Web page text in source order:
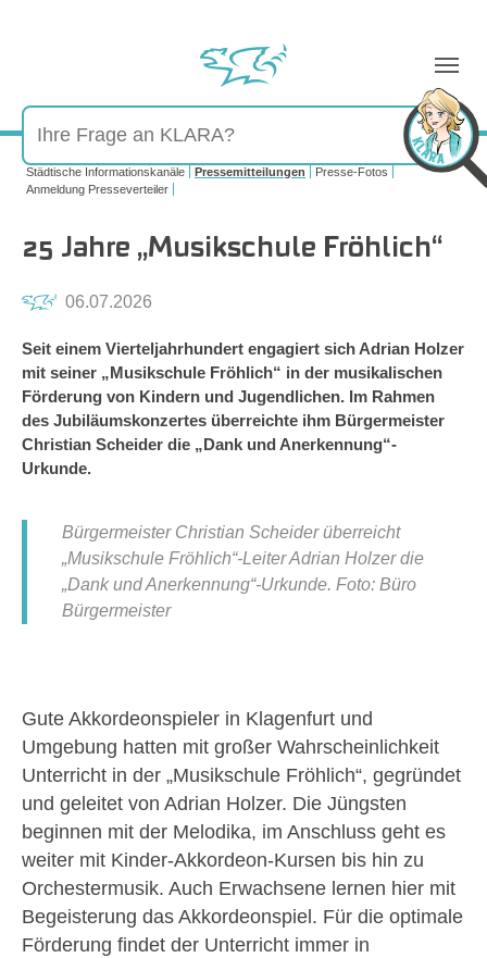
Sie sind hier:
Städtische Informationskanäle Pressemitteilungen
Presse-Fotos
Anmeldung Presseverteiler
25 Jahre „Musikschule Fröhlich“
06.07.2026
Seit einem Vierteljahrhundert engagiert sich Adrian Holzer
mit seiner „Musikschule Fröhlich“ in der musikalischen
Förderung von Kindern und Jugendlichen. Im Rahmen
des Jubiläumskonzertes überreichte ihm Bürgermeister
Christian Scheider die „Dank und Anerkennung“-
Urkunde.
Bürgermeister Christian Scheider überreicht
„Musikschule Fröhlich“-Leiter Adrian Holzer die
„Dank und Anerkennung“-Urkunde. Foto: Büro
Bürgermeister
Gute Akkordeonspieler in Klagenfurt und
Umgebung hatten mit großer Wahrscheinlichkeit
Unterricht in der „Musikschule Fröhlich“, gegründet
und geleitet von Adrian Holzer. Die Jüngsten
beginnen mit der Melodika, im Anschluss geht es
weiter mit Kinder-Akkordeon-Kursen bis hin zu
Orchestermusik. Auch Erwachsene lernen hier mit
Begeisterung das Akkordeonspiel. Für die optimale
Förderung findet der Unterricht immer in